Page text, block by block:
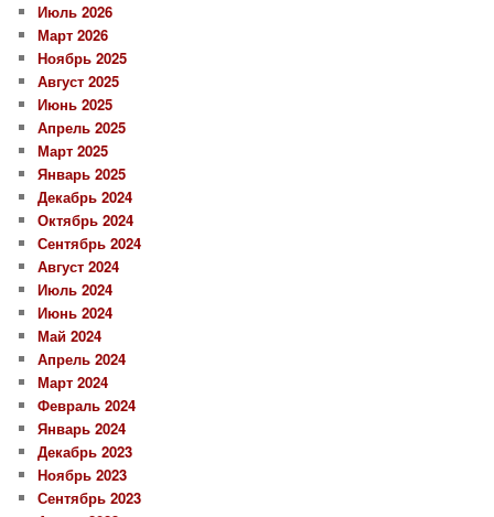
Июль 2026
Март 2026
Ноябрь 2025
Август 2025
Июнь 2025
Апрель 2025
Март 2025
Январь 2025
Декабрь 2024
Октябрь 2024
Сентябрь 2024
Август 2024
Июль 2024
Июнь 2024
Май 2024
Апрель 2024
Март 2024
Февраль 2024
Январь 2024
Декабрь 2023
Ноябрь 2023
Сентябрь 2023